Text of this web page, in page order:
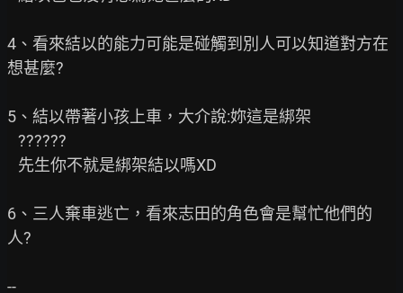
4、看來結以的能力可能是碰觸到別人可以知道對方在
想甚麼?
5、結以帶著小孩上車，大介說:妳這是綁架
6、三人棄車逃亡，看來志田的角色會是幫忙他們的
人?